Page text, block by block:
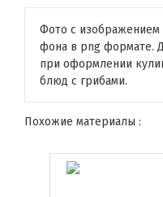
Фото с
фона в png формате.
при оформлении
блюд с грибами.
Похожие материалы :